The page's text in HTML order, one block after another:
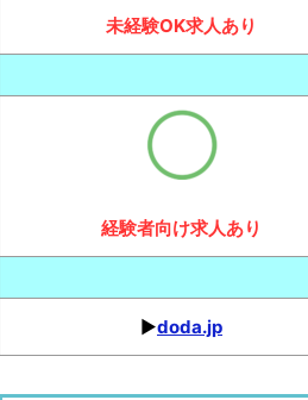
未経験OK求人あり
経験者向け求人あり
▶︎doda.jp